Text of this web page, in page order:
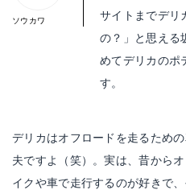
サイトまでデリ
の？」と思える
めてデリカのポ
す。
デリカはオフロードを走るため
夫ですよ（笑）。実は、昔から
イクや車で走行するのが好きで